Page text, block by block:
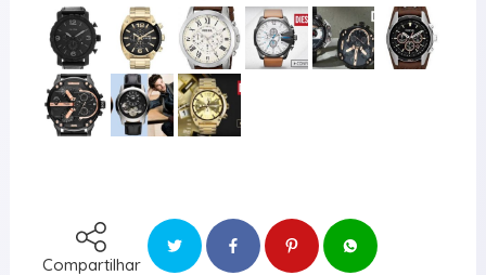
Compartilhar